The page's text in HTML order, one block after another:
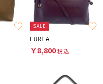
SALE
FURLA
￥8,800税込